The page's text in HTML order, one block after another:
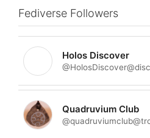
Fediverse Followers
Holos Discover
Quadruvium Club